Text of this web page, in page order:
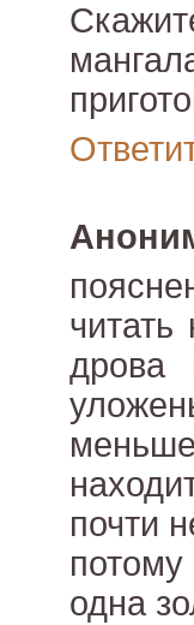
дрова
почти
потому
одна